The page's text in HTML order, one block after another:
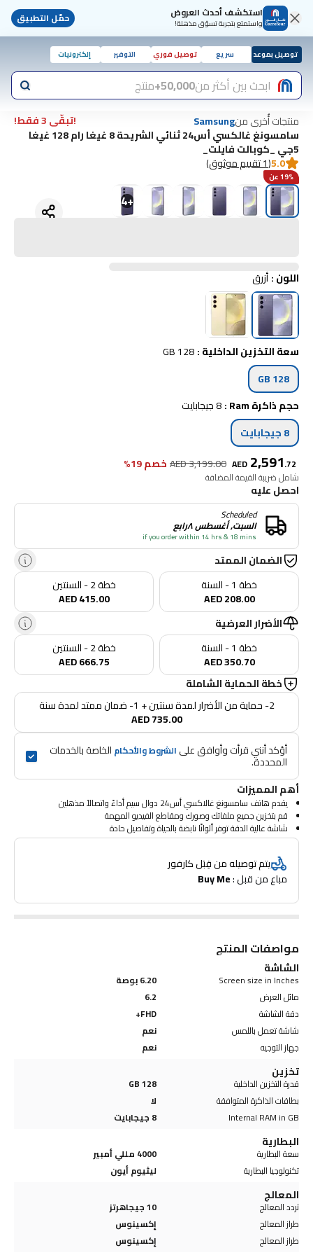
استكشف أحدث العروض
واستمتع بتجربة تسوّق مذهلة! حمّل التطبيق
توصيل بموعد سريع توصيل فوري التوفير إلكترونيات
ابحث بين أكثر من50,000+ منتج
منتجات أُخرى منSamsung
!تبقّى 3 فقط!
سامسونغ غالكسي أس24 ثنائي الشريحة 8 غيغا رام 128 غيغا
5جي _كوبالت فايلت_
5.0
(1 تقييم موثوق )
19% عن
+
4
اللون:أزرق
سعة التخزين الداخلية:
128 GB
128 GB
حجم ذاكرة Ram
:8 جيجابايت
8 جيجابايت
AED 2,591.72
AED3,199.00 خصم 19%
شامل ضريبة القيمة المضافة
احصل عليه
Scheduled
السبت, أغسطس ٨رابع
if you order within 14 hrs & 18 mins
الضمان الممتد
خطة 1 - السنة
AED 208.00
خطة 2 - السنتين
AED 415.00
الأضرار العرضية
خطة 1 - السنة
AED 350.70
خطة 2 - السنتين
AED 666.75
خطة الحماية الشاملة
2- حماية من الأضرار لمدة سنتين + 1- ضمان ممتد لمدة سنة
AED 735.00
أؤكد أنني قرأت وأوافق على الشروط والأحكام
المحددة.
أهم المميزات
يقدم هاتف سامسونغ غالاكسي أس24 دوال سيم أداءً واتصالاً مذهلين
قم بتخزين جميع ملفاتك وصورك ومقاطع الفيديو المهمة
شاشة عالية الدقة توفر ألوانًا نابضة بالحياة وتفاصيل حادة
يتم توصيله من قِبَل كارفور
مباع من قبل : Buy Me
مواصفات المنتج
الشاشة
Screen size in Inches
6.20 بوصة
مائل العرض
6.2
دقة الشاشة
FHD+
شاشة تعمل باللمس
نعم
جهاز التوجيه
نعم
تخزين
قدرة التخزين الداخلية
128 GB
بطاقات الذاكرة المتوافقة
لا
Internal RAM in GB
8 جيجابايت
البطارية
سعة البطارية
4000 مللي أمبير
تكنولوجيا البطارية
ليثيوم أيون
المعالج
تردد المعالج
10 جيجاهرتز
طراز المعالج
إكسينوس
طراز المعالج
إكسينوس